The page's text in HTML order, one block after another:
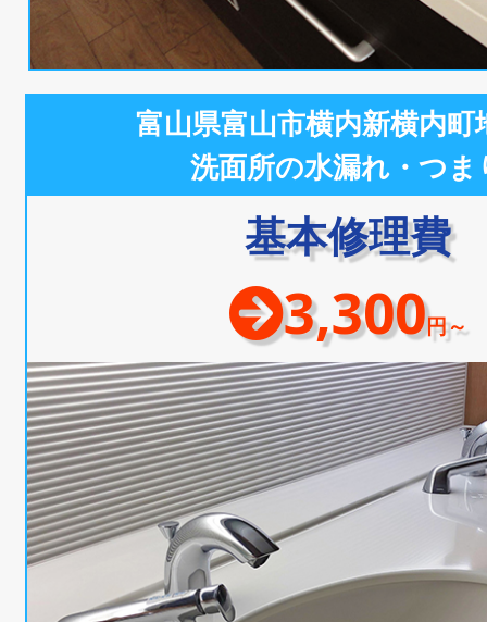
富山県富山市横内新横内町
洗面所の水漏れ・つま
基本修理費
3,300円～